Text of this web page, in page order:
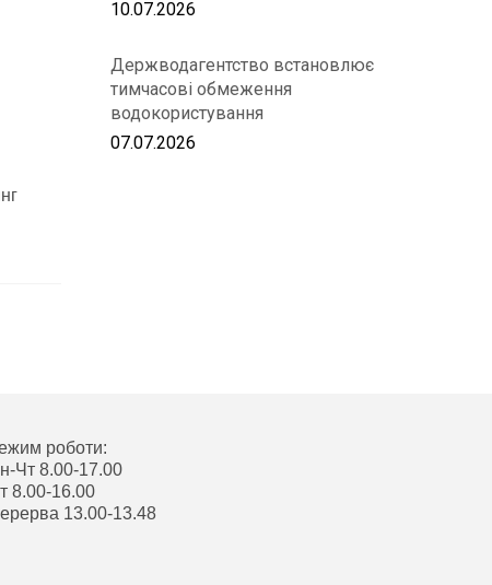
10.07.2026
Держводагентство встановлює
тимчасові обмеження
водокористування
07.07.2026
роботи:
Чт 8.00-17.00
8.00-16.00
13.00-13.48